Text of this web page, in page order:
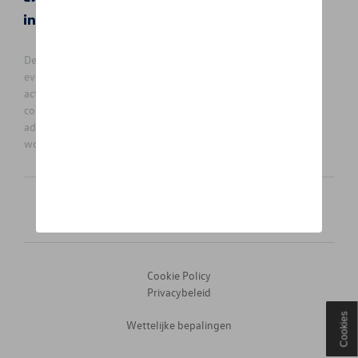
De prijzen op deze site zijn adviesprijzen (incl. btw), exclusief
eventuele installatiekosten. Voor meer informatie over de
actuele verkoopprijs en de eventuele installatiekosten kunt u
contact opnemen met uw concessiehouder / agent. De
adviesprijzen kunnen zonder voorafgaande kennisgeving
worden gewijzigd.
Wettelijke bepalingen
Cookie Policy
Privacybeleid
Cookies